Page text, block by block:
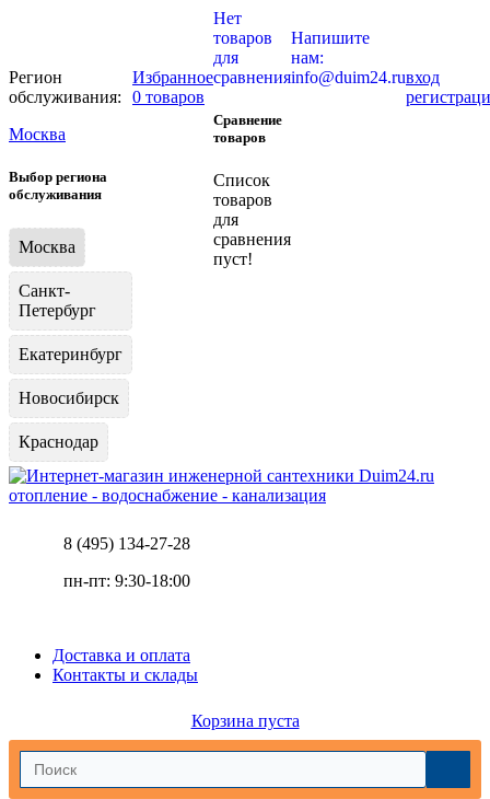
Регион
обслуживания:
Москва
Выбор региона
обслуживания
Москва
Санкт-
Петербург
Екатеринбург
Новосибирск
Краснодар
Избранное
0 товаров
Нет
товаров
для
сравнения
Сравнение
товаров
Список
товаров
для
сравнения
пуст!
Напишите
нам:
info@duim24.ruвход
отопление - водоснабжение - канализация
8 (495) 134-27-28
пн-пт: 9:30-18:00
Доставка и оплата
Контакты и склады
Корзина пуста